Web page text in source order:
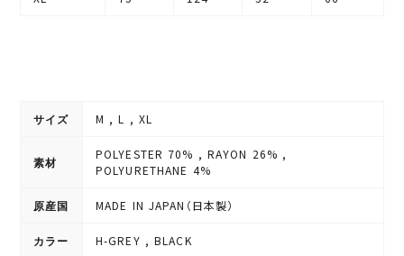
サイズ M , L , XL
素材
POLYESTER 70% , RAYON 26% ,
POLYURETHANE 4%
原産国 MADE IN JAPAN（日本製）
カラー H-GREY , BLACK